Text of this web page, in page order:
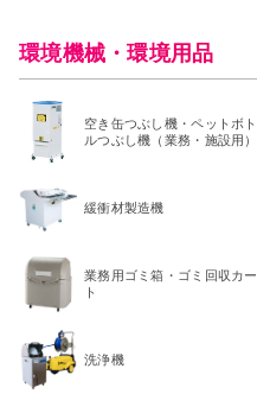
環境機械・環境用品
空き缶つぶし機・ペットボト
ルつぶし機（業務・施設用）
緩衝材製造機
業務用ゴミ箱・ゴミ回収カー
ト
洗浄機